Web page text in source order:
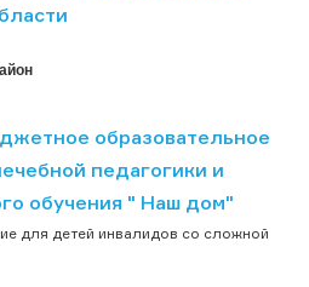
образовательное
педагогики и
обучения " Наш дом"
для детей инвалидов со сложной